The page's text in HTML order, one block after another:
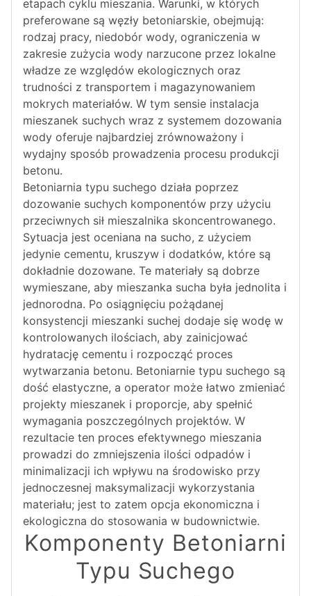
etapach cyklu mieszania. Warunki, w których
preferowane są węzły betoniarskie, obejmują:
rodzaj pracy, niedobór wody, ograniczenia w
zakresie zużycia wody narzucone przez lokalne
władze ze względów ekologicznych oraz
trudności z transportem i magazynowaniem
mokrych materiałów. W tym sensie instalacja
mieszanek suchych wraz z systemem dozowania
wody oferuje najbardziej zrównoważony i
wydajny sposób prowadzenia procesu produkcji
betonu.
Betoniarnia typu suchego działa poprzez
dozowanie suchych komponentów przy użyciu
przeciwnych sił mieszalnika skoncentrowanego.
Sytuacja jest oceniana na sucho, z użyciem
jedynie cementu, kruszyw i dodatków, które są
dokładnie dozowane. Te materiały są dobrze
wymieszane, aby mieszanka sucha była jednolita i
jednorodna. Po osiągnięciu pożądanej
konsystencji mieszanki suchej dodaje się wodę w
kontrolowanych ilościach, aby zainicjować
hydratację cementu i rozpocząć proces
wytwarzania betonu. Betoniarnie typu suchego są
dość elastyczne, a operator może łatwo zmieniać
projekty mieszanek i proporcje, aby spełnić
wymagania poszczególnych projektów. W
rezultacie ten proces efektywnego mieszania
prowadzi do zmniejszenia ilości odpadów i
minimalizacji ich wpływu na środowisko przy
jednoczesnej maksymalizacji wykorzystania
materiału; jest to zatem opcja ekonomiczna i
ekologiczna do stosowania w budownictwie.
Komponenty Betoniarni
Typu Suchego